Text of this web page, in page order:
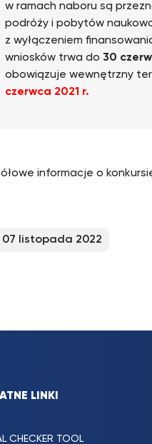
w ramach naboru są
podróży i pobytów
z wyłączeniem
wniosków trwa do 30
obowiązuje wewnętrzny
czerwca 2021 r.
informacje o
07 listopada 2022
LINKI
CHECKER TOOL